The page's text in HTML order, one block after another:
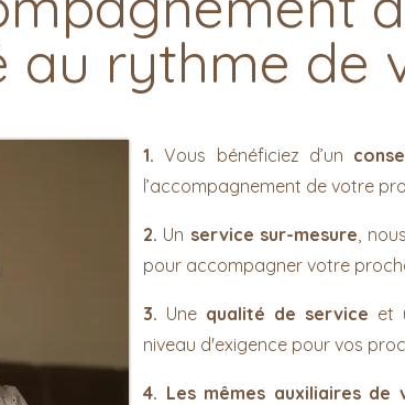
au rythme de
1. Vous bénéficiez d’un
l’accompagnement de votre
2. Un service sur-mesure,
pour accompagner votre
3. Unequalité de service et
niveau d'exigence pour vos
4. Les mêmes auxiliaires de